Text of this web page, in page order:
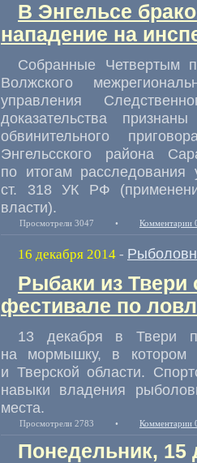
В Энгельсе
нападение на
Собранные Четвертым
Волжского
управления
доказательства
обвинительного
Энгельсского района
по итогам расследования
ст. 318 УК РФ
(
власти).
Просмотрели 3047 • Комментарии
16 декабря 2014 -
Рыбаки из Твери
фестивале по
13 декабря в Твери
на мормышку,
в котором
и Тверской области.
навыки владения
места.
Просмотрели 2783 • Комментарии
Понедельник, 15